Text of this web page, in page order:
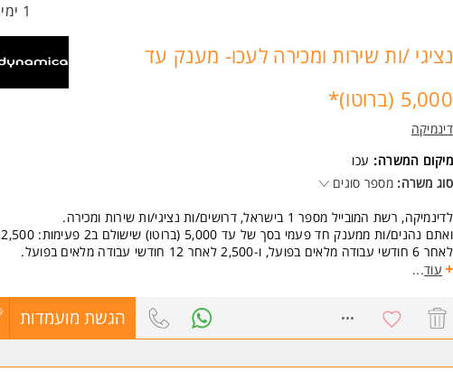
1 ימים
נציגי /ות שירות ומכירה לעכו- מענק עד
5,000 (ברוטו)*
דינמיקה
מיקום המשרה: עכו
סוג משרה: מספר סוגים
לדינמיקה, רשת המובייל מספר 1 בישראל, דרושים/ות נציגי/ות שירות ומכירה.
ואתם נהנים/ות ממענק חד פעמי בסך של עד 5,000 (ברוטו) שישולם ב2 פעימות: 2,500
לאחר 6 חודשי עבודה מלאים בפועל, ו-2,500 לאחר 12 חודשי עבודה מלאים בפועל.
התפקיד כולל:
מכירות מוצרי סלולר, אביזרים ושירותים נלווים, תוך ייעוץ מקצועי והתאמת פתרונות
טכנולוגיים לצורך הלקוח.
עמידה ביעדי שירות ומכר.
ארוחות מסובסדות, נופשים, אירועי חברה סופר מושקעים והטבות שוות נוספות.
עוד...
הגשת מועמדות